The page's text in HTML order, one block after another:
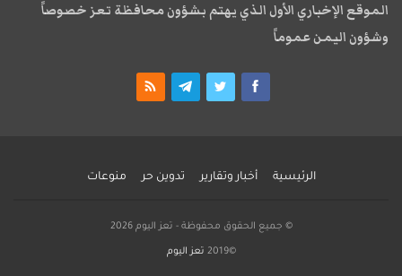
الموقع الإخباري الأول الذي يهتم بشؤون محافظة تعز خصوصاً
وشؤون اليمن عموماً
الرئيسية أخبار وتقارير تدوين حر منوعات
© جميع الحقوق محفوظة - تعز اليوم 2026
©2019 تعز اليوم